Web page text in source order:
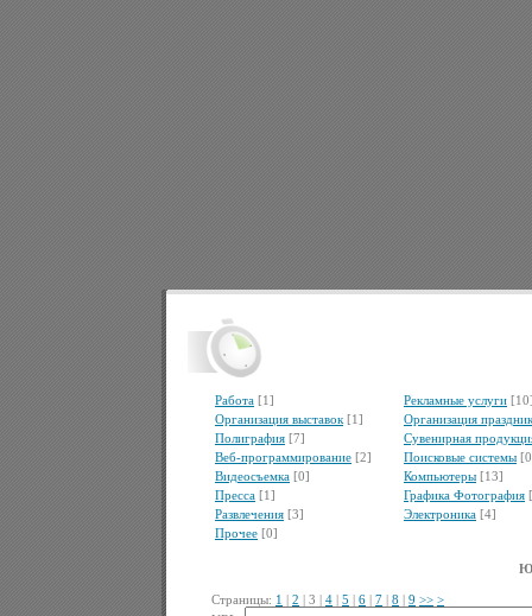
Работа [1] Рекламные услуги
Организация выставок [1]
Организация
Полиграфия [7]
Сувенирная
Веб-программирование [2] Поисковые системы
Видеосъемка [0] Компьютеры [13]
Пресса [1] Графика Фотография
Развлечения [3] Электроника [4]
Прочее [0]
Страницы: 1 2 3 4 5 6 7 8 9 >> >